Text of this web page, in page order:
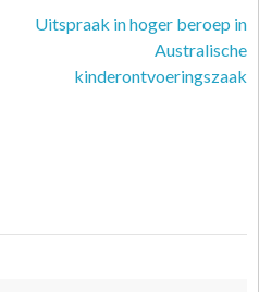
Uitspraak in hoger beroep in
Australische
kinderontvoeringszaak